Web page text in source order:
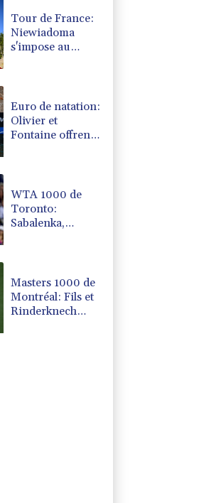
Tour de France:
Niewiadoma
s'impose au
jaune
Euro de natation:
Olivier et
Fontaine offrent
WTA 1000 de
Toronto:
Sabalenka,
Masters 1000 de
Montréal: Fils et
Rinderknech